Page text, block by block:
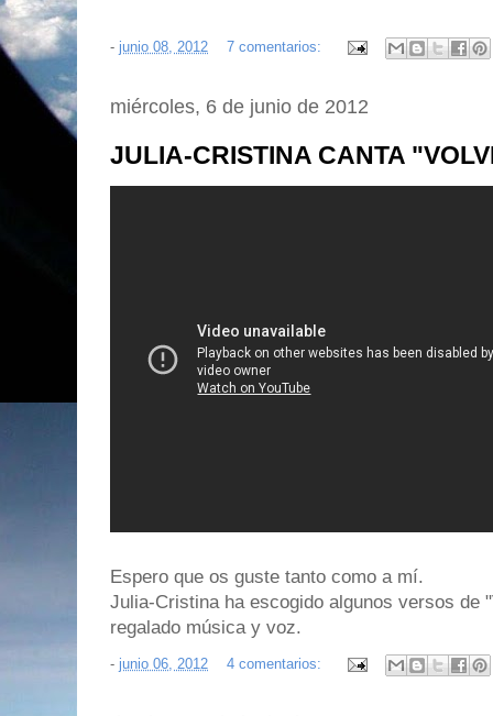
- junio 08, 2012 7 comentarios:
miércoles, 6 de junio de 2012
JULIA-CRISTINA CANTA
Espero que os guste tanto como a mí.
Julia-Cristina ha escogido algunos versos de
regalado música y voz.
- junio 06, 2012 4 comentarios: